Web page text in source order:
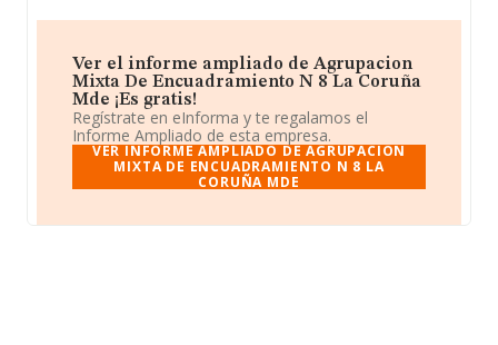
Ver el informe ampliado de Agrupacion
Mixta De Encuadramiento N 8 La Coruña
Mde ¡Es gratis!
Regístrate en eInforma y te regalamos el
Informe Ampliado de esta empresa.
VER INFORME AMPLIADO DE AGRUPACION
MIXTA DE ENCUADRAMIENTO N 8 LA
CORUÑA MDE